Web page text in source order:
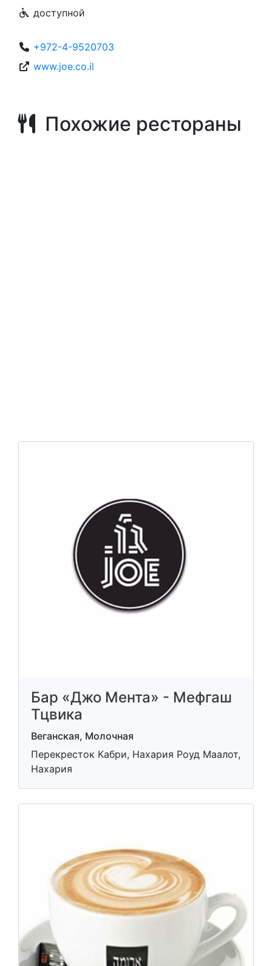
доступной
+972-4-9520703
www.joe.co.il
Похожие рестораны
Бар «Джо Мента» - Мефгаш
Тцвика
Веганская, Молочная
Перекресток Кабри, Нахария Роуд Маалот,
Нахария